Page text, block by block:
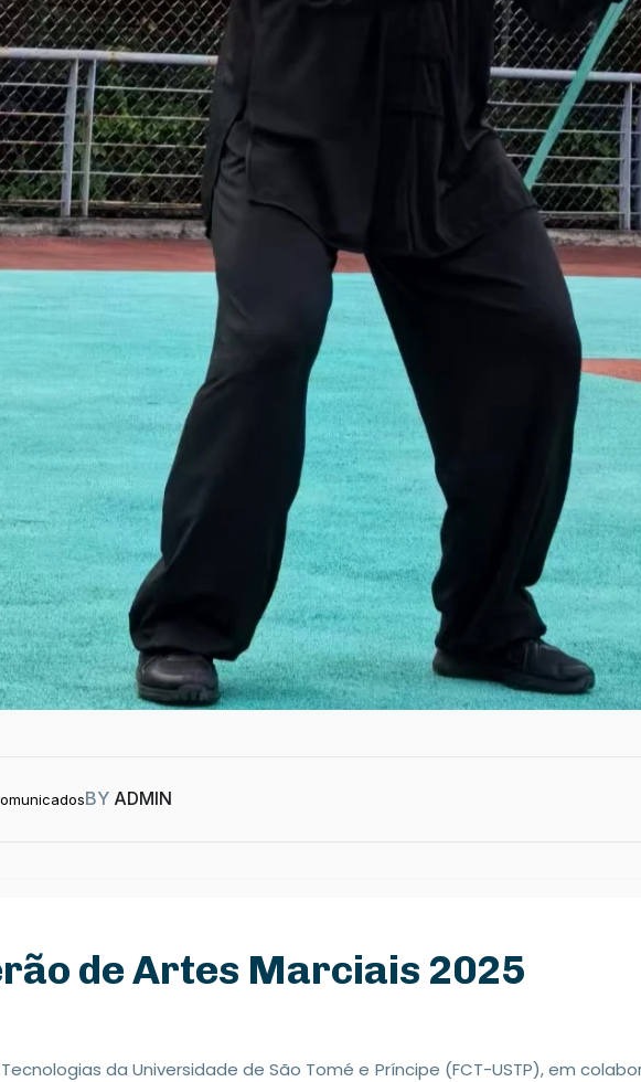
BY ADMIN
de Artes Marciais 2025
da Universidade de São Tomé e Príncipe (FCT-USTP), em